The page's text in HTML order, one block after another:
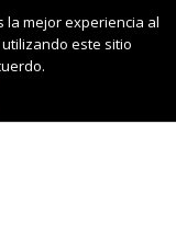
la mejor experiencia al
este sitio